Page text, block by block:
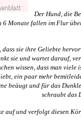
Der Hund, die
6 Monate fallen im Flur
dass sie ihre Geliebte
sie und wartet darauf,
wissen, dass man viele
ein paar mehr
beäugt und für das
schraubt das
auf und verfolgt diesen